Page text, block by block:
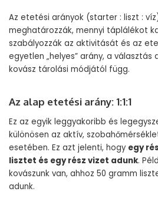
Az etetési arányok (starter : liszt :
meghatározzák, mennyi táplálékot
szabályozzák az aktivitását és az
egyetlen „helyes” arány, a választás
kovász tárolási módjától függ.
Az alap etetési arány: 1:1:1
Ez az egyik leggyakoribb és
különösen az aktív,
esetében. Ez azt jelenti, hogy egy
lisztet és egy rész vizet adunk.
kovászunk van, ahhoz 50 gramm
adunk.